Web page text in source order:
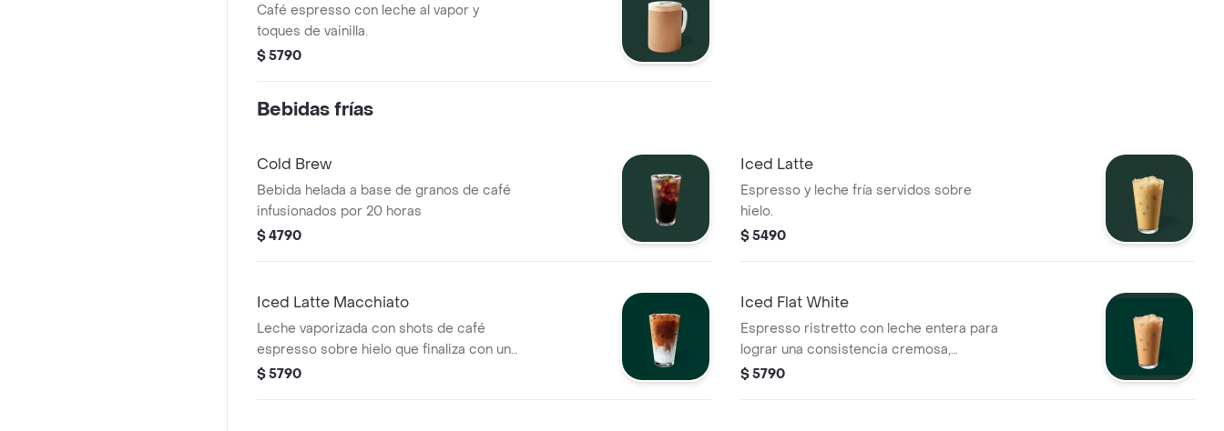
Café espresso con leche al vapor y
toques de vainilla.
$ 5790
Bebidas frías
Cold Brew
Bebida helada a base de granos de café
infusionados por 20 horas
$ 4790
Iced Latte
Espresso y leche fría servidos sobre
hielo.
$ 5490
Iced Latte Macchiato
Leche vaporizada con shots de café
espresso sobre hielo que finaliza con un
punto dibujado en la superficie.
$ 5790
Iced Flat White
Espresso ristretto con leche entera para
lograr una consistencia cremosa,
mezclado con hielo.
$ 5790